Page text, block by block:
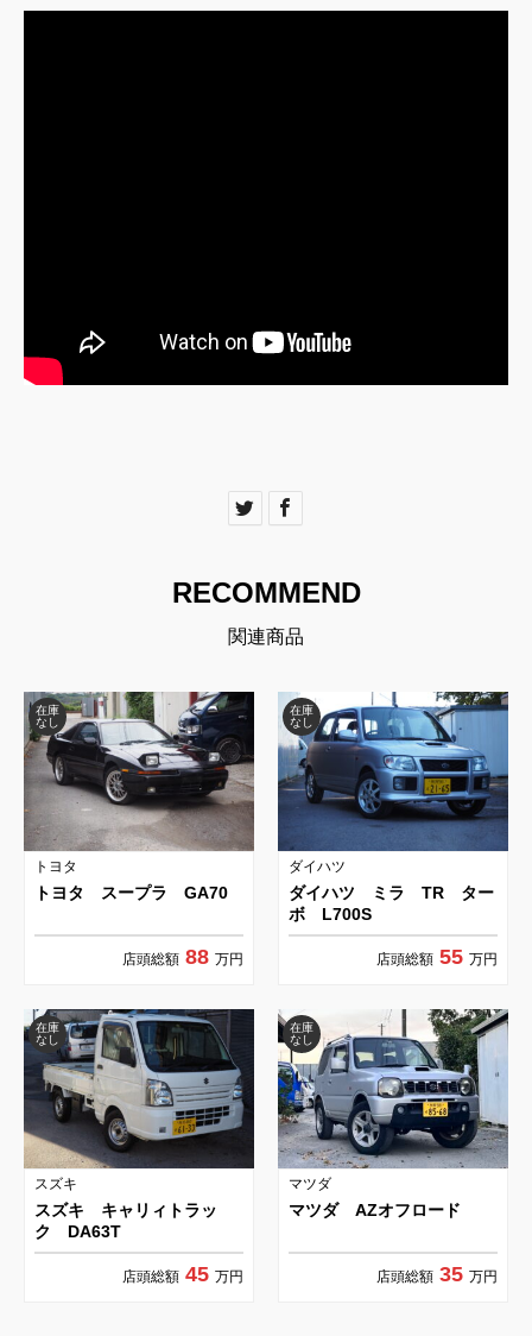
RECOMMEND
関連商品
在庫
なし
トヨタ
トヨタ スープラ GA70
店頭総額 88 万円
在庫
なし
ダイハツ
ダイハツ ミラ TR ター
ボ L700S
店頭総額 55 万円
在庫
なし
スズキ
スズキ キャリィトラッ
ク DA63T
店頭総額 45 万円
在庫
なし
マツダ
マツダ AZオフロード
店頭総額 35 万円